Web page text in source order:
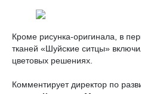
Кроме рисунка-оригинала, в
тканей «Шуйские ситцы»
цветовых решениях.
Комментирует директор по